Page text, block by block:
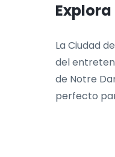
La Ciudad
del
de Notre
perfecto